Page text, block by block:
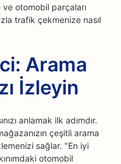
otomobil parçaları
trafik çekmenize nasıl
Arama
İzleyin
anlamak ilk adımdır.
çeşitli arama
sağlar. "En iyi
otomobil